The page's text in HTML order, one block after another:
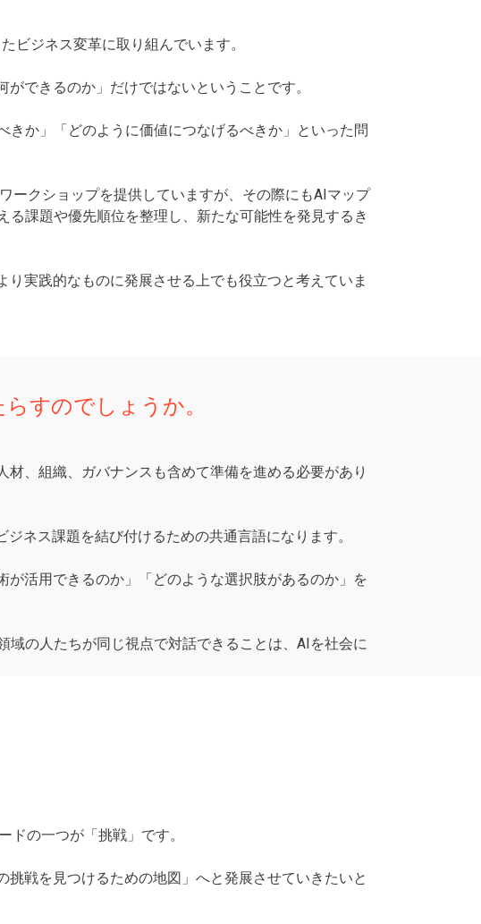
ビジネス変革に取り組んでいます。
できるのか」だけではないということです。
か」「どのように価値につなげるべきか」といった問
ークショップを提供していますが、その際にもAIマップ
課題や優先順位を整理し、新たな可能性を発見するき
実践的なものに発展させる上でも役立つと考えていま
すのでしょうか。
、組織、ガバナンスも含めて準備を進める必要があり
ネス課題を結び付けるための共通言語になります。
活用できるのか」「どのような選択肢があるのか」を
の人たちが同じ視点で対話できることは、AIを社会に
ドの一つが「挑戦」です。
戦を見つけるための地図」へと発展させていきたいと